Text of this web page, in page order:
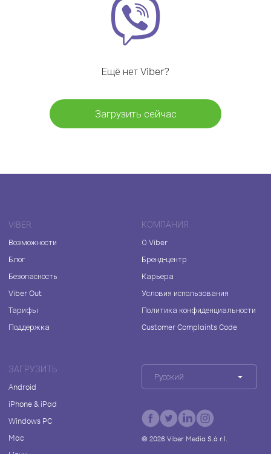
Ещё нет Viber?
Загрузить сейчас
VIBER
Возможности
Блог
Безопасность
Viber Out
Тарифы
Поддержка
КОМПАНИЯ
О Viber
Бренд-центр
Карьера
Условия использования
Политика конфиденциальности
Customer Complaints Code
ЗАГРУЗИТЬ
Android
iPhone & iPad
Windows PC
Mac
Русский
© 2026Viber Media S.à r.l.